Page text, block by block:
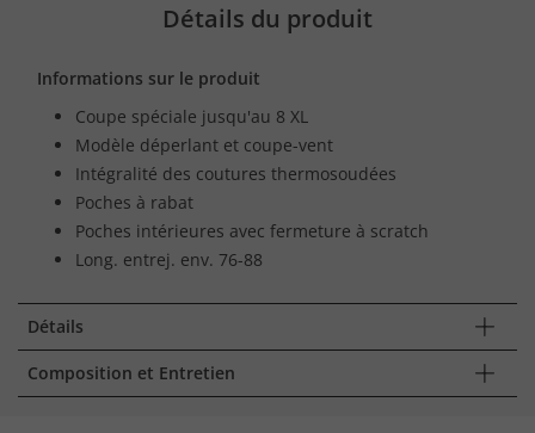
Détails du produit
Informations sur le produit
Coupe spéciale jusqu'au 8 XL
Modèle déperlant et coupe-vent
Intégralité des coutures thermosoudées
Poches à rabat
Poches intérieures avec fermeture à scratch
Long. entrej. env. 76-88
Détails
Composition et Entretien